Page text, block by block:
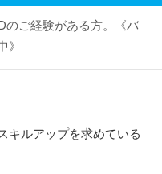
のご経験がある方。《バ
》
キルアップを求めている